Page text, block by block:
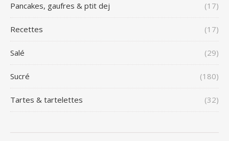
Pancakes, gaufres & ptit dej (17)
Recettes (17)
Salé (29)
Sucré (180)
Tartes & tartelettes (32)